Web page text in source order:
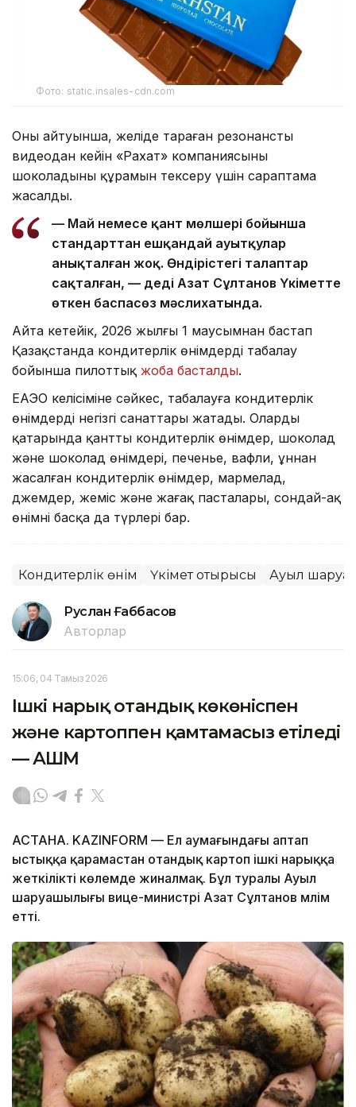
Фото: static.insales-cdn.com
Оның айтуынша, желіде тараған резонансты
видеодан кейін «Рахат» компаниясының
шоколадының құрамын тексеру үшін сараптама
жасалды.
— Май немесе қант мөлшері бойынша
стандарттан ешқандай ауытқулар
анықталған жоқ. Өндірістегі талаптар
сақталған, — деді Азат Сұлтанов Үкіметте
өткен баспасөз мәслихатында.
Айта кетейік, 2026 жылғы 1 маусымнан бастап
Қазақстанда кондитерлік өнімдерді таңбалау
бойынша пилоттық жоба басталды.
ЕАЭО келісіміне сәйкес, таңбалауға кондитерлік
өнімдердің негізгі санаттары жатады. Олардың
қатарында қантты кондитерлік өнімдер, шоколад
және шоколад өнімдері, печенье, вафли, ұннан
жасалған кондитерлік өнімдер, мармелад,
джемдер, жеміс және жаңғақ пасталары, сондай-ақ
өнімнің басқа да түрлері бар.
Кондитерлік өнім Үкімет отырысы Ауыл
Руслан Ғаббасов
Авторлар
15:06, 04 Тамыз 2026
Ішкі нарық отандық көкөніспен
және картоппен қамтамасыз етіледі
— АШМ
АСТАНА. KAZINFORM — Ел аумағындағы аптап
ыстыққа қарамастан отандық картоп ішкі нарыққа
жеткілікті көлемде жиналмақ. Бұл туралы Ауыл
шаруашылығы вице-министрі Азат Сұлтанов мәлім
етті.